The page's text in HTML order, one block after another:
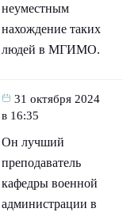
неуместным
нахождение таких
людей в МГИМО.
31 октября 2024
в 16:35
Он лучший
преподаватель
кафедры военной
администрации в